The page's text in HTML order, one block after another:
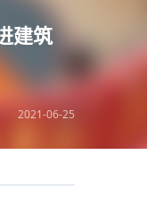
建筑
2021-06-25